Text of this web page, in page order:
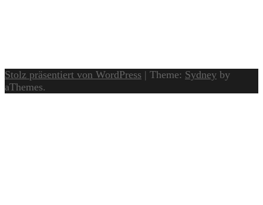
Stolz präsentiert von WordPress | Theme: Sydney by
aThemes.